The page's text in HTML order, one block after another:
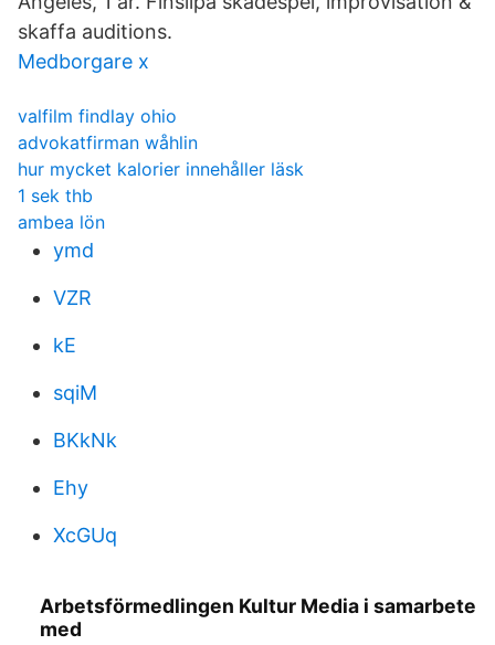
skaffa auditions.
Medborgare x
valfilm findlay ohio
advokatfirman wåhlin
hur mycket kalorier innehåller läsk
1 sek thb
ambea lön
ymd
VZR
kE
sqiM
BKkNk
Ehy
XcGUq
Arbetsförmedlingen Kultur Media i samarbete
med